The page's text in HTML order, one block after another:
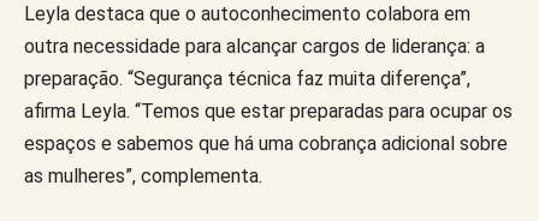
Leyla destaca que o autoconhecimento colabora em
outra necessidade para alcançar cargos de liderança: a
preparação. “Segurança técnica faz muita diferença”,
afirma Leyla. “Temos que estar preparadas para ocupar os
espaços e sabemos que há uma cobrança adicional sobre
as mulheres”, complementa.